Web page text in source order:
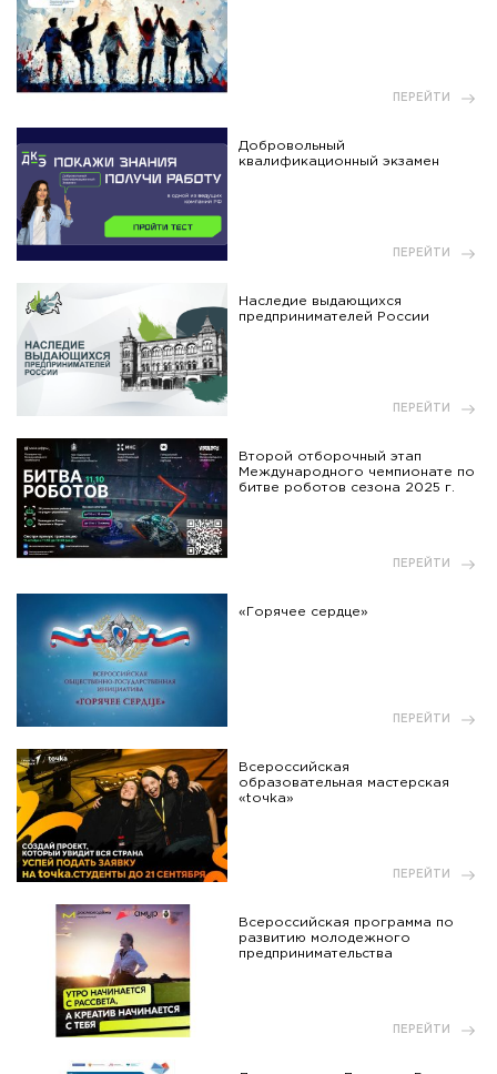
ПЕРЕЙТИ
Добровольный
квалификационный экзамен
ПЕРЕЙТИ
Наследие выдающихся
предпринимателей России
ПЕРЕЙТИ
Второй отборочный этап
Международного чемпионате по
битве роботов сезона 2025 г.
ПЕРЕЙТИ
«Горячее сердце»
ПЕРЕЙТИ
Всероссийская
образовательная мастерская
«toчka»
ПЕРЕЙТИ
Всероссийская программа по
развитию молодежного
предпринимательства
ПЕРЕЙТИ